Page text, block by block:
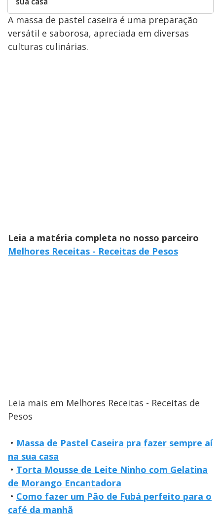
A massa de pastel caseira é uma preparação
versátil e saborosa, apreciada em diversas
culturas culinárias.
Leia a matéria completa no nosso parceiro
Melhores Receitas - Receitas de Pesos
Leia mais em Melhores Receitas - Receitas de
Pesos
• Massa de Pastel Caseira pra fazer sempre aí
na sua casa
• Torta Mousse de Leite Ninho com Gelatina
de Morango Encantadora
• Como fazer um Pão de Fubá perfeito para o
café da manhã